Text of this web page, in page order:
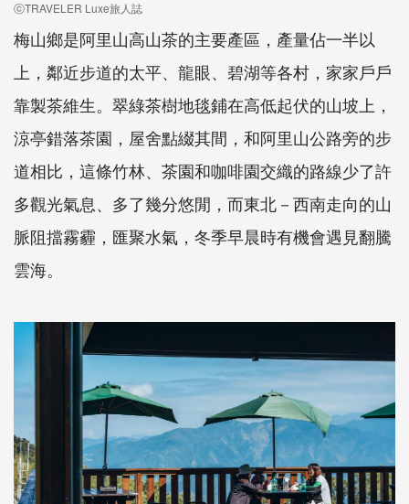
ⓒTRAVELER Luxe旅人誌
梅山鄉是阿里山高山茶的主要產區，產量佔一半以
上，鄰近步道的太平、龍眼、碧湖等各村，家家戶戶
靠製茶維生。翠綠茶樹地毯鋪在高低起伏的山坡上，
涼亭錯落茶園，屋舍點綴其間，和阿里山公路旁的步
道相比，這條竹林、茶園和咖啡園交織的路線少了許
多觀光氣息、多了幾分悠閒，而東北－西南走向的山
脈阻擋霧霾，匯聚水氣，冬季早晨時有機會遇見翻騰
雲海。